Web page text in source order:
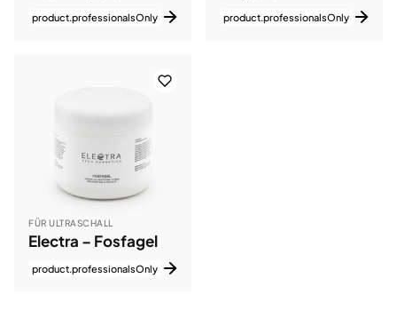
product.professionalsOnly product.professionalsOnly
FÜR ULTRASCHALL
Electra – Fosfagel
product.professionalsOnly